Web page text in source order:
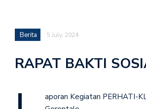
Berita 5 July, 2024
RAPAT BAKTI
aporan Kegiatan PERHATI-